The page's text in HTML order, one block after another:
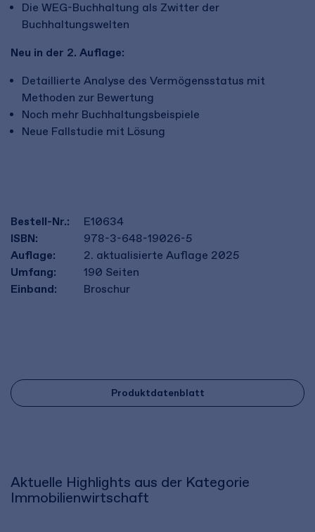
Die WEG-Buchhaltung als Zwitter der
Buchhaltungswelten
Neu in der 2. Auflage:
Detaillierte Analyse des Vermögensstatus mit
Methoden zur Bewertung
Noch mehr Buchhaltungsbeispiele
Neue Fallstudie mit Lösung
Bestell-Nr.:
E10634
ISBN:
978-3-648-19026-5
Auflage:
2. aktualisierte Auflage 2025
Umfang:
190 Seiten
Einband:
Broschur
Produktdatenblatt
Aktuelle Highlights aus der Kategorie
Immobilienwirtschaft